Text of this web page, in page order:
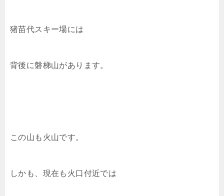
猪苗代スキー場には
背後に磐梯山があります。
この山も火山です。
しかも、現在も火口付近では